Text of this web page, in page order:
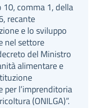
10, comma 1, della
recante
e lo sviluppo
nel settore
del Ministro
alimentare e
per l’imprenditoria
(ONILGA)”.